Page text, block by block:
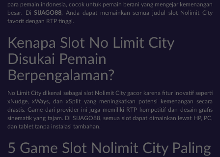
para pemain indonesia, cocok untuk pemain berani yang mengejar kemenangan
besar. DiSIJAGO88, Anda dapat memainkan semua judul slot Nolimit City
favorit dengan RTP tinggi.
Kenapa Slot No Limit City
Disukai Pemain
Berpengalaman?
No Limit City dikenal sebagai slot Nolimit City gacor karena fitur inovatif seperti
xNudge, xWays, dan xSplit yang meningkatkan potensi kemenangan secara
drastis. Game dari provider ini juga memiliki RTP kompetitif dan desain grafis
sinematik yang tajam. Di SIJAGO88, semua slot dapat dimainkan lewat HP, PC,
dan tablet tanpa instalasi tambahan.
5 Game Slot Nolimit City Paling